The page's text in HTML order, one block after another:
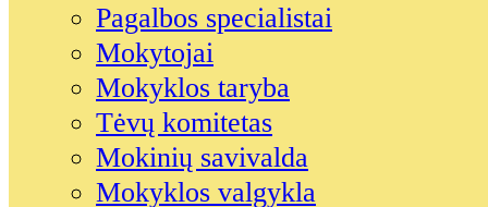
Pagalbos specialistai
Mokytojai
Mokyklos taryba
Tėvų komitetas
Mokinių savivalda
Mokyklos valgykla